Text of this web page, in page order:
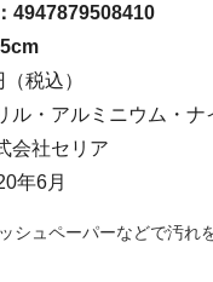
4947879508410
税込）
ル・アルミニウム・ナ
会社セリア
年6月
シュペーパーなどで汚れ